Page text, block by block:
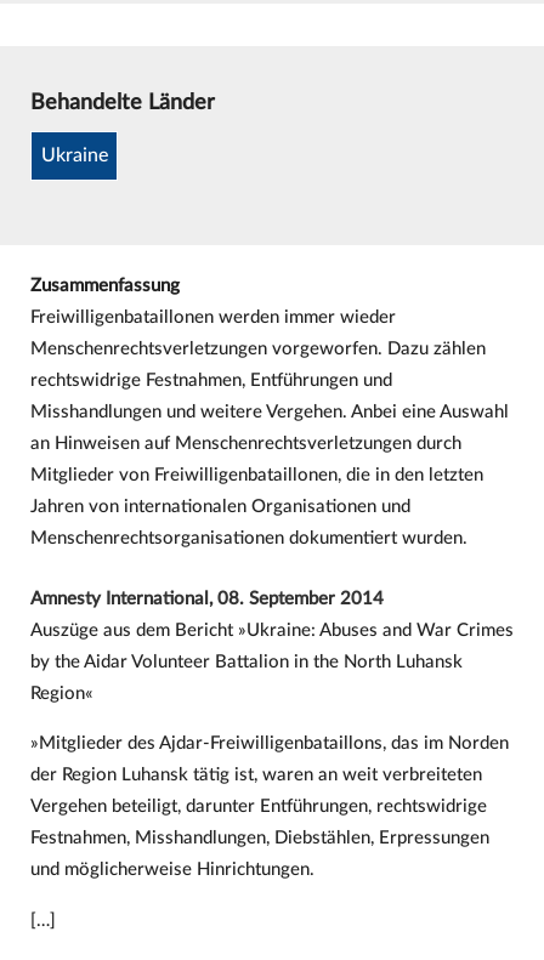
Behandelte Länder
Ukraine
Zusammenfassung
Freiwilligenbataillonen werden immer wieder
Menschenrechtsverletzungen vorgeworfen. Dazu zählen
rechtswidrige Festnahmen, Entführungen und
Misshandlungen und weitere Vergehen. Anbei eine Auswahl
an Hinweisen auf Menschenrechtsverletzungen durch
Mitglieder von Freiwilligenbataillonen, die in den letzten
Jahren von internationalen Organisationen und
Menschenrechtsorganisationen dokumentiert wurden.
Amnesty International, 08. September 2014
Auszüge aus dem Bericht »Ukraine: Abuses and War Crimes
by the Aidar Volunteer Battalion in the North Luhansk
Region«
»Mitglieder des Ajdar-Freiwilligenbataillons, das im Norden
der Region Luhansk tätig ist, waren an weit verbreiteten
Vergehen beteiligt, darunter Entführungen, rechtswidrige
Festnahmen, Misshandlungen, Diebstählen, Erpressungen
und möglicherweise Hinrichtungen.
[…]